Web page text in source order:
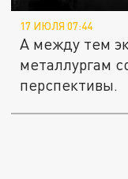
17 ИЮЛЯ 07:44
А между тем
металлургам
перспективы.